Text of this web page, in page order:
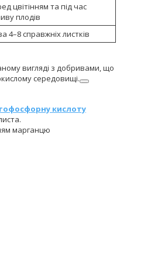
цвітінням та під час
плодів
4–8 справжніх листків
вигляді з добривами, що
середовищі.
кислоту
марганцю